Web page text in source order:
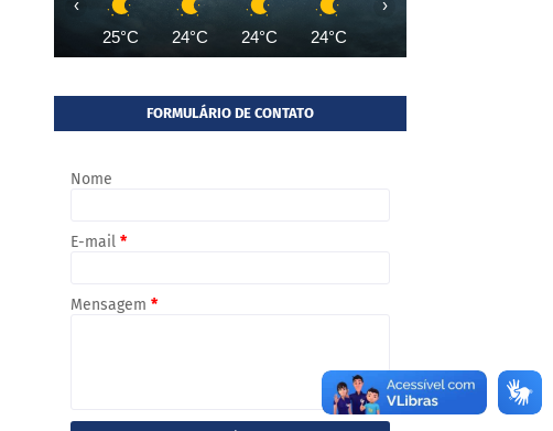
25°C 24°C 24°C 24°C
‹ ›
FORMULÁRIO DE CONTATO
Nome
E-mail *
Mensagem *